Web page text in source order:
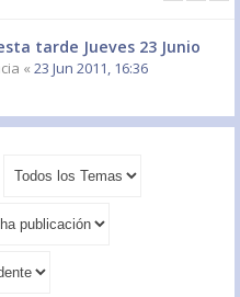
tarde Jueves 23 Junio
« 23 Jun 2011, 16:36